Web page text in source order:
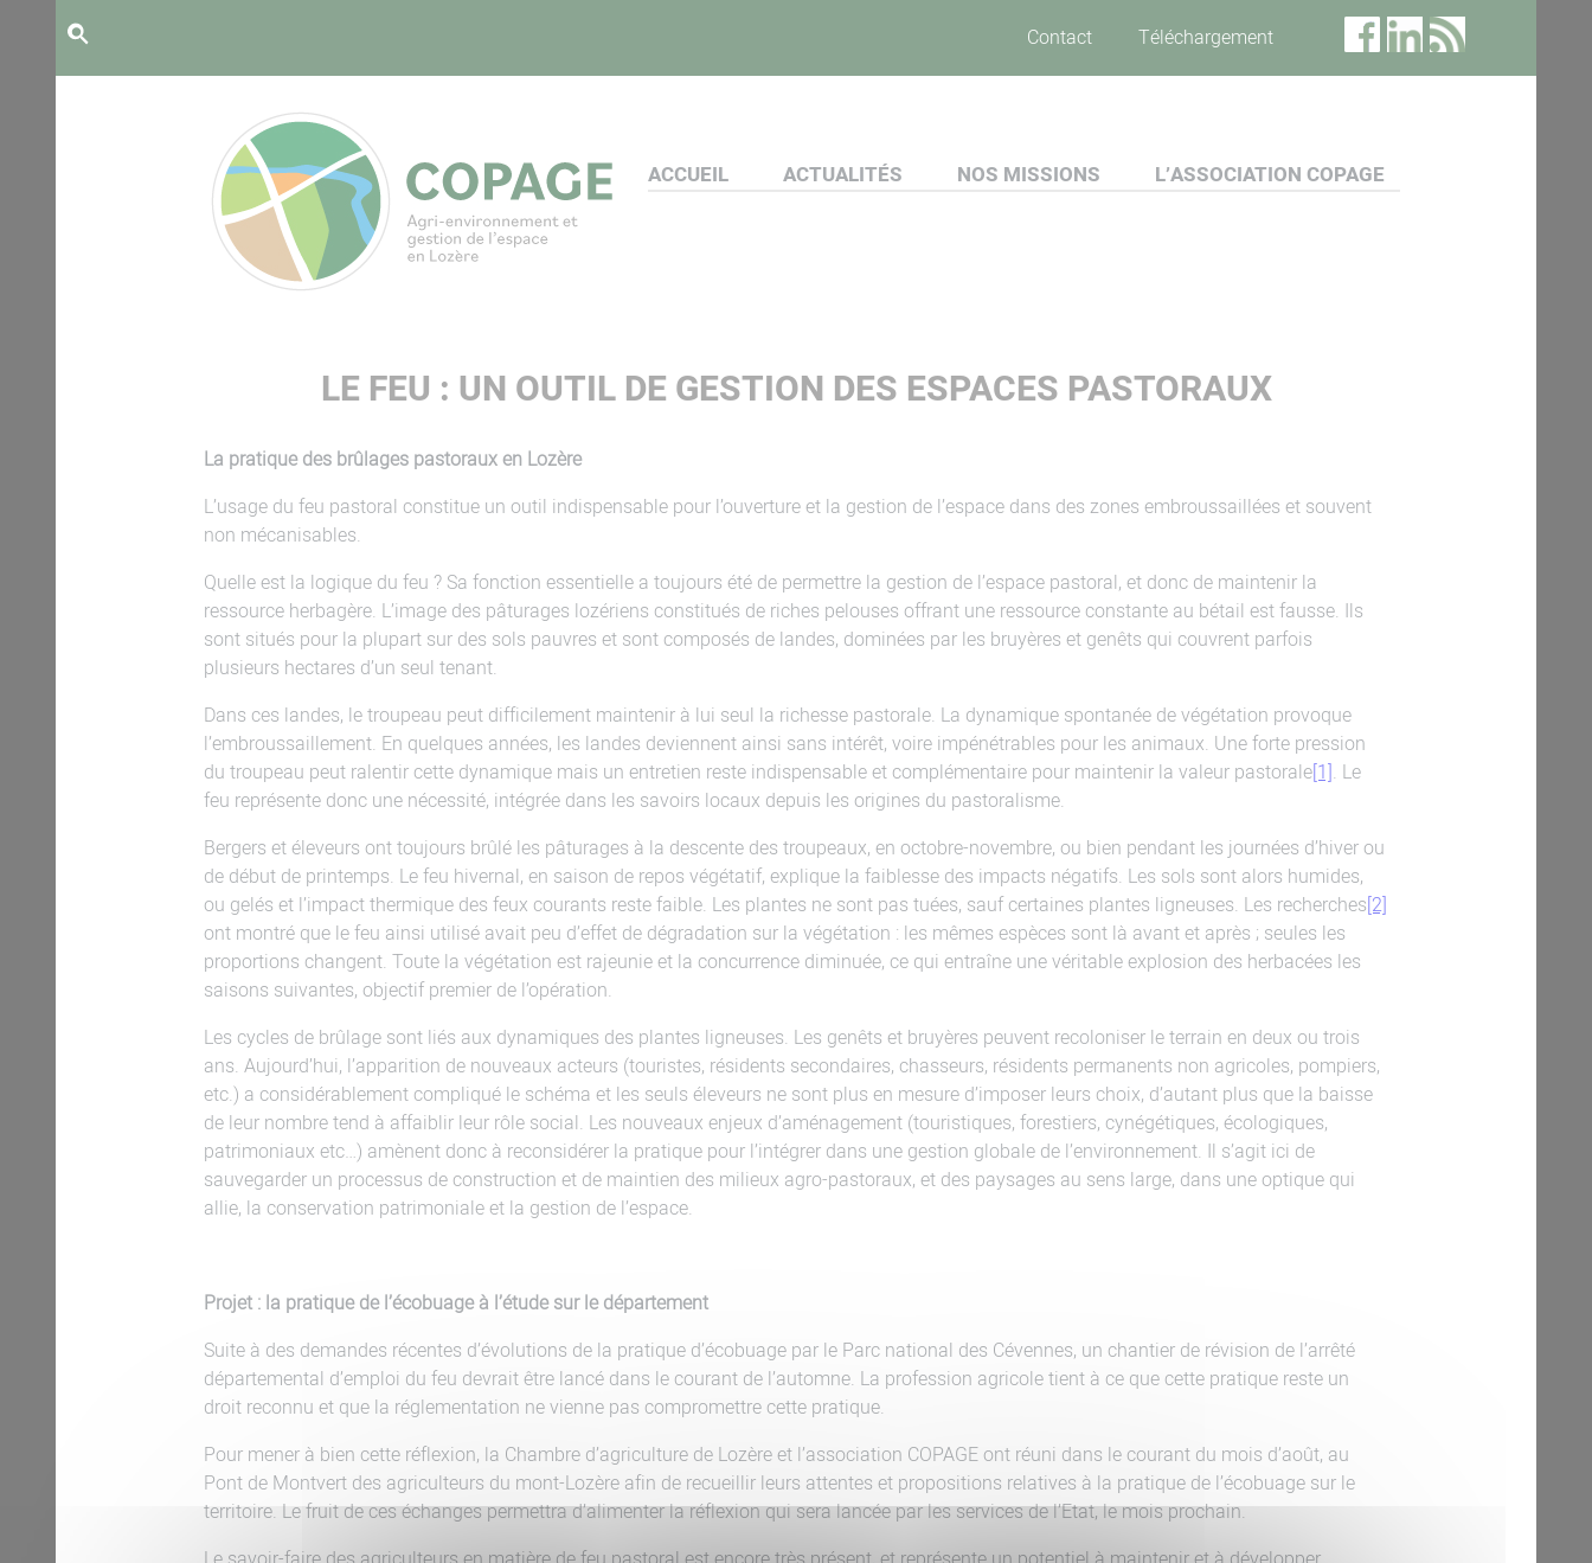
Contact Téléchargement
ACCUEIL ACTUALITÉS NOS MISSIONS L’ASSOCIATION COPAGE
LE FEU : UN OUTIL DE GESTION DES ESPACES PASTORAUX
La pratique des brûlages pastoraux en Lozère
L’usage du feu pastoral constitue un outil indispensable pour l’ouverture et la gestion de l’espace dans des zones embroussaillées et souvent
non mécanisables.
Quelle est la logique du feu ? Sa fonction essentielle a toujours été de permettre la gestion de l’espace pastoral, et donc de maintenir la
ressource herbagère. L’image des pâturages lozériens constitués de riches pelouses offrant une ressource constante au bétail est fausse. Ils
sont situés pour la plupart sur des sols pauvres et sont composés de landes, dominées par les bruyères et genêts qui couvrent parfois
plusieurs hectares d’un seul tenant.
Dans ces landes, le troupeau peut difficilement maintenir à lui seul la richesse pastorale. La dynamique spontanée de végétation provoque
l’embroussaillement. En quelques années, les landes deviennent ainsi sans intérêt, voire impénétrables pour les animaux. Une forte pression
du troupeau peut ralentir cette dynamique mais un entretien reste indispensable et complémentaire pour maintenir la valeur pastorale[1]. Le
feu représente donc une nécessité, intégrée dans les savoirs locaux depuis les origines du pastoralisme.
Bergers et éleveurs ont toujours brûlé les pâturages à la descente des troupeaux, en octobre-novembre, ou bien pendant les journées d’hiver ou
de début de printemps. Le feu hivernal, en saison de repos végétatif, explique la faiblesse des impacts négatifs. Les sols sont alors humides,
ou gelés et l’impact thermique des feux courants reste faible. Les plantes ne sont pas tuées, sauf certaines plantes ligneuses. Les recherches[2]
ont montré que le feu ainsi utilisé avait peu d’effet de dégradation sur la végétation : les mêmes espèces sont là avant et après ; seules les
proportions changent. Toute la végétation est rajeunie et la concurrence diminuée, ce qui entraîne une véritable explosion des herbacées les
saisons suivantes, objectif premier de l’opération.
Les cycles de brûlage sont liés aux dynamiques des plantes ligneuses. Les genêts et bruyères peuvent recoloniser le terrain en deux ou trois
ans. Aujourd’hui, l’apparition de nouveaux acteurs (touristes, résidents secondaires, chasseurs, résidents permanents non agricoles, pompiers,
etc.) a considérablement compliqué le schéma et les seuls éleveurs ne sont plus en mesure d’imposer leurs choix, d’autant plus que la baisse
de leur nombre tend à affaiblir leur rôle social. Les nouveaux enjeux d’aménagement (touristiques, forestiers, cynégétiques, écologiques,
patrimoniaux etc…) amènent donc à reconsidérer la pratique pour l’intégrer dans une gestion globale de l’environnement. Il s’agit ici de
sauvegarder un processus de construction et de maintien des milieux agro-pastoraux, et des paysages au sens large, dans une optique qui
allie, la conservation patrimoniale et la gestion de l’espace.
Projet : la pratique de l’écobuage à l’étude sur le département
Suite à des demandes récentes d’évolutions de la pratique d’écobuage par le Parc national des Cévennes, un chantier de révision de l’arrêté
départemental d’emploi du feu devrait être lancé dans le courant de l’automne. La profession agricole tient à ce que cette pratique reste un
droit reconnu et que la réglementation ne vienne pas compromettre cette pratique.
Pour mener à bien cette réflexion, la Chambre d’agriculture de Lozère et l’association COPAGE ont réuni dans le courant du mois d’août, au
Pont de Montvert des agriculteurs du mont-Lozère afin de recueillir leurs attentes et propositions relatives à la pratique de l’écobuage sur le
territoire. Le fruit de ces échanges permettra d’alimenter la réflexion qui sera lancée par les services de l’Etat, le mois prochain.